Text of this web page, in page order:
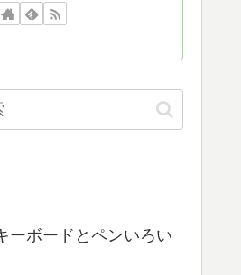
ーボードとペンいろい